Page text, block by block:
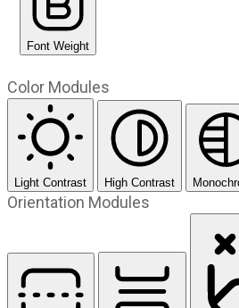
Предыдущий слайд
Следующий слайд
Font Weight
Color Modules
Light Contrast High Contrast
Orientation Modules